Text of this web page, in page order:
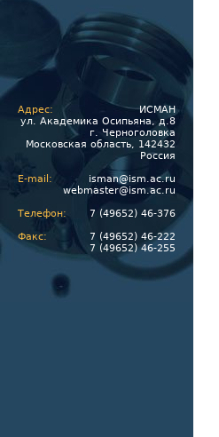
Адрес:
ИСМАН
ул. Академика Осипьяна, д.8
г. Черноголовка
Московская область, 142432
Россия
E-mail:
isman@ism.ac.ru
webmaster@ism.ac.ru
Телефон:
7 (49652) 46-376
Факс:
7 (49652) 46-222
7 (49652) 46-255